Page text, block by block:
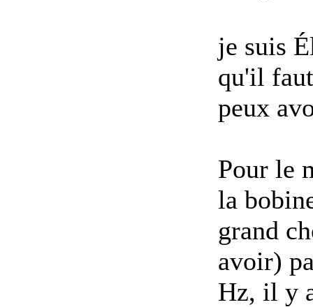
je suis
qu'il
peux
Pour le
la
grand
avoir)
Hz, il y